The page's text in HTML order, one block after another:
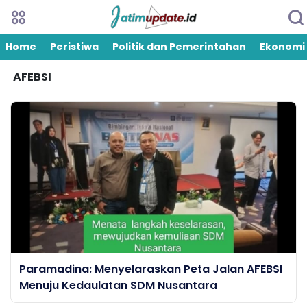
Home Peristiwa Politik dan Pemerintahan Ekonomi
AFEBSI
Paramadina: Menyelaraskan Peta Jalan AFEBSI
Menuju Kedaulatan SDM Nusantara